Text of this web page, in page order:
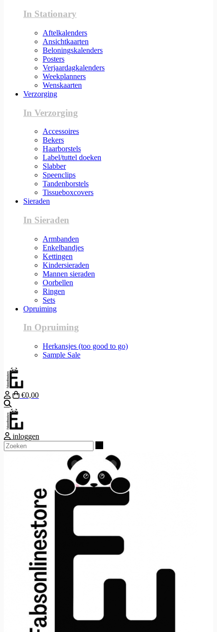
In Stationary
Aftelkalenders
Ansichtkaarten
Beloningskalenders
Posters
Verjaardagkalenders
Weekplanners
Wenskaarten
Verzorging
In Verzorging
Accessoires
Bekers
Haarborstels
Label/tuttel doeken
Slabber
Speenclips
Tandenborstels
Tissueboxcovers
Sieraden
In Sieraden
Armbanden
Enkelbandjes
Kettingen
Kindersieraden
Mannen sieraden
Oorbellen
Ringen
Sets
Opruiming
In Opruiming
Herkansjes (too good to go)
Sample Sale
€0,00
inloggen